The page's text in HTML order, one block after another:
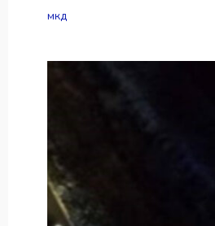
мкд